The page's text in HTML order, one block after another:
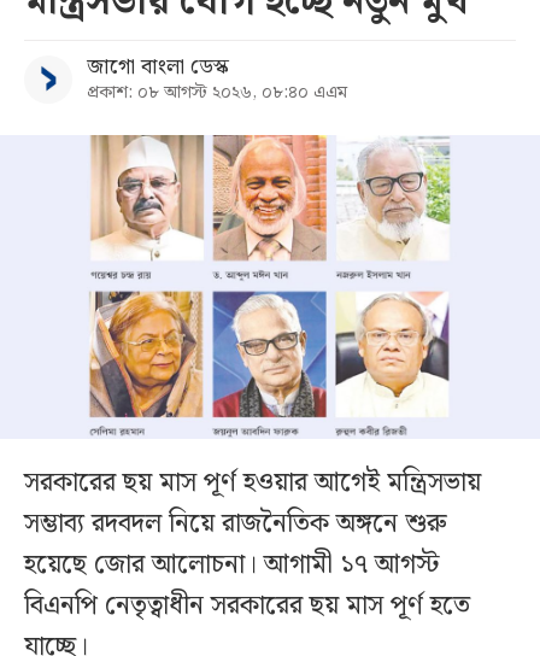
জাগো বাংলা ডেস্ক
প্রকাশ: ০৮ আগস্ট ২০২৬, ০৮:৪০ এএম
সরকারের ছয় মাস পূর্ণ হওয়ার আগেই মন্ত্রিসভায়
সম্ভাব্য রদবদল নিয়ে রাজনৈতিক অঙ্গনে শুরু
হয়েছে জোর আলোচনা। আগামী ১৭ আগস্ট
বিএনপি নেতৃত্বাধীন সরকারের ছয় মাস পূর্ণ হতে
যাচ্ছে।